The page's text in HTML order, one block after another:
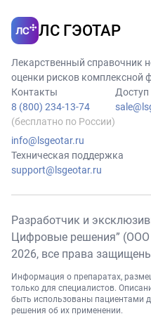
ЛС ГЭОТАР
Лекарственный справочник
оценки рисков комплексной
Контакты
8 (800) 234-13-74
(бесплатно по России)
info@lsgeotar.ru
Техническая поддержка
support@lsgeotar.ru
Разработчик и
Цифровые решения” (ООО
2026, все права
Информация о препаратах,
только для специалистов.
быть использованы пациентами
решения об их применении.